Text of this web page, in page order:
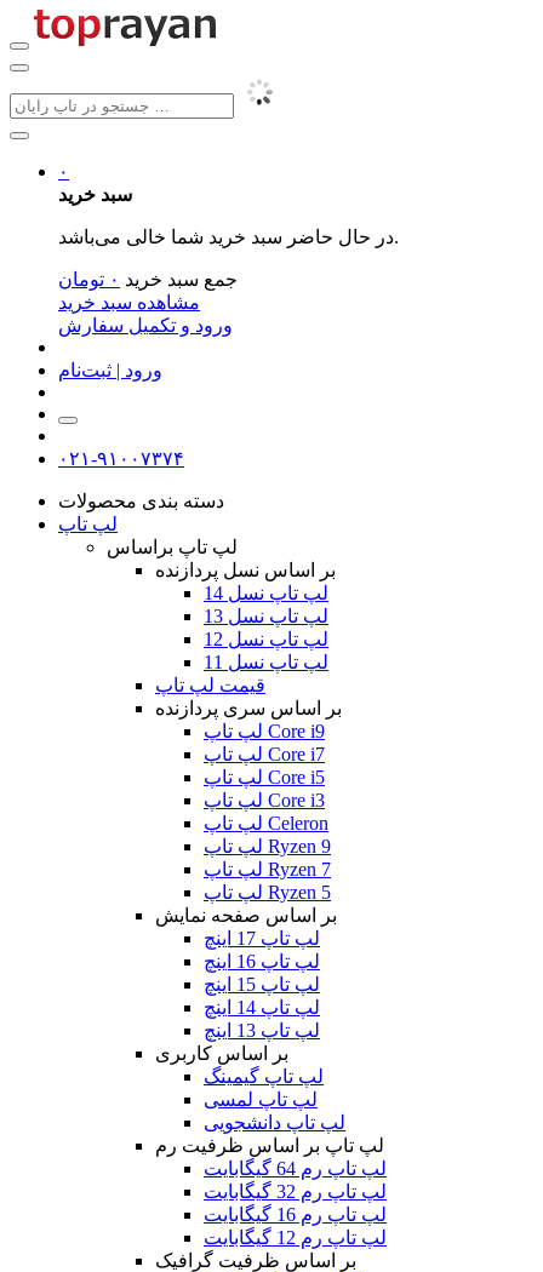
۰
سبد خرید
در حال حاضر سبد خرید شما خالی می‌باشد.
جمع سبد خرید ۰ تومان
مشاهده سبد خرید
ورود و تکمیل سفارش
ورود | ثبت‌نام
۰۲۱-۹۱۰۰۷۳۷۴
دسته بندی محصولات
لپ تاپ
لپ تاپ براساس
بر اساس نسل پردازنده
لپ تاپ نسل 14
لپ تاپ نسل 13
لپ تاپ نسل 12
لپ تاپ نسل 11
قیمت لپ تاپ
بر اساس سری پردازنده
لپ تاپ Core i9
لپ تاپ Core i7
لپ تاپ Core i5
لپ تاپ Core i3
لپ تاپ Celeron
لپ تاپ Ryzen 9
لپ تاپ Ryzen 7
لپ تاپ Ryzen 5
بر اساس صفحه نمایش
لپ تاپ 17 اینچ
لپ تاپ 16 اینچ
لپ تاپ 15 اینچ
لپ تاپ 14 اینچ
لپ تاپ 13 اینچ
بر اساس کاربری
لپ تاپ گیمینگ
لپ تاپ لمسی
لپ تاپ دانشجویی
لپ تاپ بر اساس ظرفیت رم
لپ تاپ رم 64 گیگابایت
لپ تاپ رم 32 گیگابایت
لپ تاپ رم 16 گیگابایت
لپ تاپ رم 12 گیگابایت
بر اساس ظرفیت گرافیک